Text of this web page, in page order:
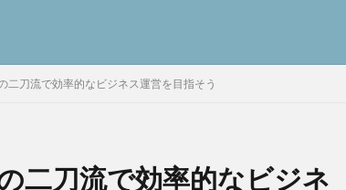
二刀流で効率的なビジネス運営を目指そう
二刀流で効率的なビジネ